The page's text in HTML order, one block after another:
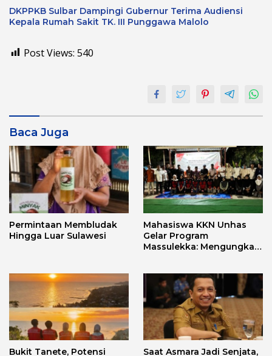
DKPPKB Sulbar Dampingi Gubernur Terima Audiensi
Kepala Rumah Sakit TK. III Punggawa Malolo
Post Views: 540
Baca Juga
Permintaan Membludak
Hingga Luar Sulawesi
Mahasiswa KKN Unhas
Gelar Program
Massulekka: Mengungkap
Bukit Tanete, Potensi Saat Asmara Jadi Senjata,